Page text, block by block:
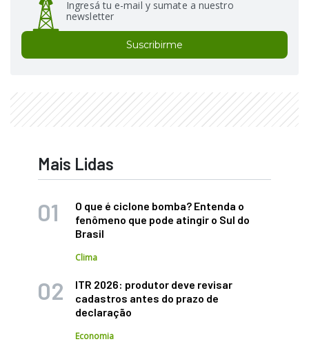
Ingresá tu e-mail y sumate a nuestro
newsletter
Suscribirme
Mais Lidas
O que é ciclone bomba? Entenda o
fenômeno que pode atingir o Sul do
Brasil
Clima
ITR 2026: produtor deve revisar
cadastros antes do prazo de
declaração
Economia